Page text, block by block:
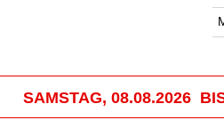
SAMSTAG, 08.08.2026